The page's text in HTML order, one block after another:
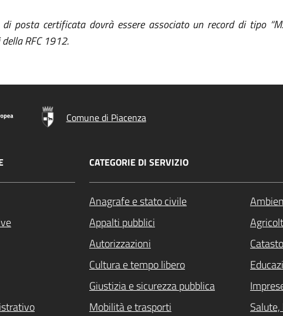
posta certificata dovrà essere associato un record di tipo
RFC 1912.
Comune di Piacenza
CATEGORIE DI SERVIZIO
Anagrafe e stato civile
Appalti pubblici
Autorizzazioni
Cultura e tempo libero
Giustizia e sicurezza pubblica
Mobilità e trasporti